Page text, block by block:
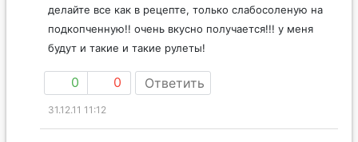
делайте все как в рецепте, только слабосоленую на
подкопченную!! очень вкусно получается!!! у меня
будут и такие и такие рулеты!
0 0 Ответить
31.12.11 11:12